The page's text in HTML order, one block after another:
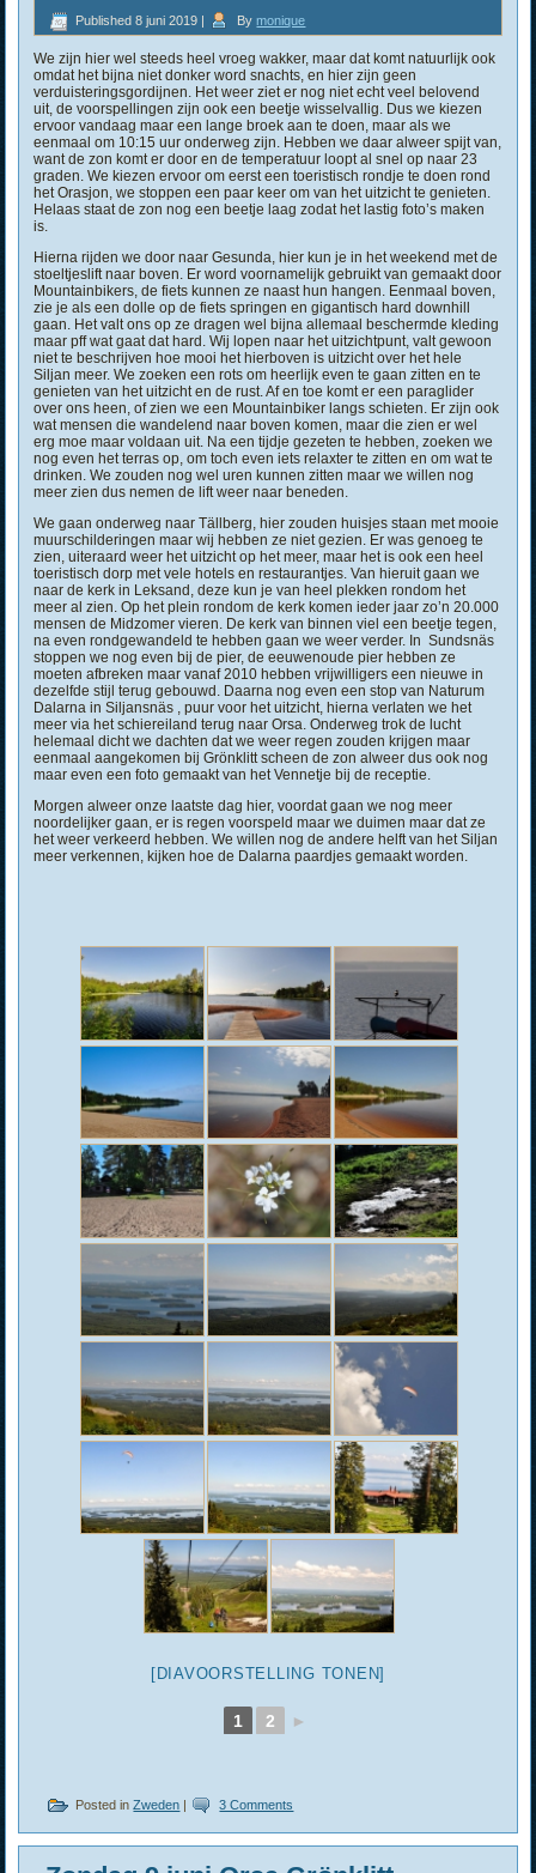
Published 8 juni 2019 By monique
We zijn hier wel steeds heel vroeg wakker, maar dat komt natuurlijk ook
omdat het bijna niet donker word snachts, en hier zijn geen
verduisteringsgordijnen. Het weer ziet er nog niet echt veel belovend
uit, de voorspellingen zijn ook een beetje wisselvallig. Dus we kiezen
ervoor vandaag maar een lange broek aan te doen, maar als we
eenmaal om 10:15 uur onderweg zijn. Hebben we daar alweer spijt van,
want de zon komt er door en de temperatuur loopt al snel op naar 23
graden. We kiezen ervoor om eerst een toeristisch rondje te doen rond
het Orasjon, we stoppen een paar keer om van het uitzicht te genieten.
Helaas staat de zon nog een beetje laag zodat het lastig foto’s maken
is.
Hierna rijden we door naar Gesunda, hier kun je in het weekend met de
stoeltjeslift naar boven. Er word voornamelijk gebruikt van gemaakt door
Mountainbikers, de fiets kunnen ze naast hun hangen. Eenmaal boven,
zie je als een dolle op de fiets springen en gigantisch hard downhill
gaan. Het valt ons op ze dragen wel bijna allemaal beschermde kleding
maar pff wat gaat dat hard. Wij lopen naar het uitzichtpunt, valt gewoon
niet te beschrijven hoe mooi het hierboven is uitzicht over het hele
Siljan meer. We zoeken een rots om heerlijk even te gaan zitten en te
genieten van het uitzicht en de rust. Af en toe komt er een paraglider
over ons heen, of zien we een Mountainbiker langs schieten. Er zijn ook
wat mensen die wandelend naar boven komen, maar die zien er wel
erg moe maar voldaan uit. Na een tijdje gezeten te hebben, zoeken we
nog even het terras op, om toch even iets relaxter te zitten en om wat te
drinken. We zouden nog wel uren kunnen zitten maar we willen nog
meer zien dus nemen de lift weer naar beneden.
We gaan onderweg naar Tällberg, hier zouden huisjes staan met mooie
muurschilderingen maar wij hebben ze niet gezien. Er was genoeg te
zien, uiteraard weer het uitzicht op het meer, maar het is ook een heel
toeristisch dorp met vele hotels en restaurantjes. Van hieruit gaan we
naar de kerk in Leksand, deze kun je van heel plekken rondom het
meer al zien. Op het plein rondom de kerk komen ieder jaar zo’n 20.000
mensen de Midzomer vieren. De kerk van binnen viel een beetje tegen,
na even rondgewandeld te hebben gaan we weer verder. In Sundsnäs
stoppen we nog even bij de pier, de eeuwenoude pier hebben ze
moeten afbreken maar vanaf 2010 hebben vrijwilligers een nieuwe in
dezelfde stijl terug gebouwd. Daarna nog even een stop van Naturum
Dalarna in Siljansnäs , puur voor het uitzicht, hierna verlaten we het
meer via het schiereiland terug naar Orsa. Onderweg trok de lucht
helemaal dicht we dachten dat we weer regen zouden krijgen maar
eenmaal aangekomen bij Grönklitt scheen de zon alweer dus ook nog
maar even een foto gemaakt van het Vennetje bij de receptie.
Morgen alweer onze laatste dag hier, voordat gaan we nog meer
noordelijker gaan, er is regen voorspeld maar we duimen maar dat ze
het weer verkeerd hebben. We willen nog de andere helft van het Siljan
meer verkennen, kijken hoe de Dalarna paardjes gemaakt worden.
[DIAVOORSTELLING TONEN]
1 2 ►
Posted in Zweden | 3 Comments